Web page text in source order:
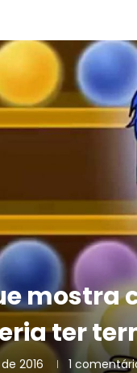
mostra
ter
2016 1